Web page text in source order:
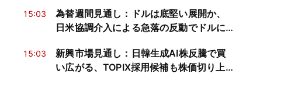
15:03
為替週間見通し：ドルは底堅い展開か、
日米協調介入による急落の反動でドルに
15:03
新興市場見通し：日韓生成AI株反騰で買
い広がる、TOPIX採用候補も株価切り上